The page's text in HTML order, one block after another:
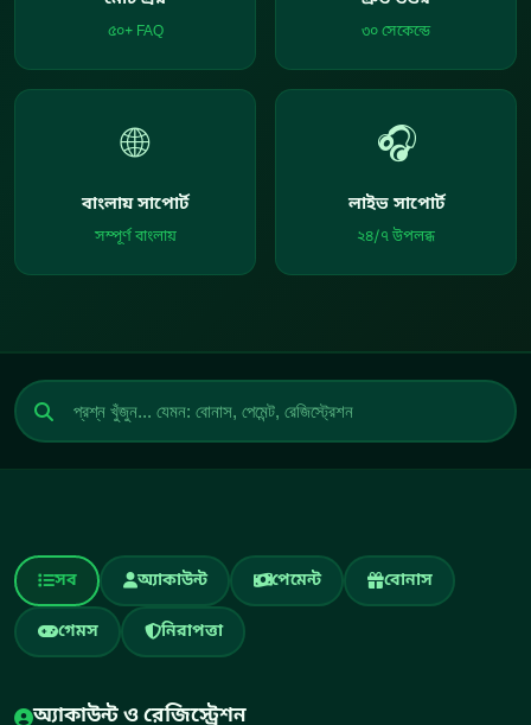
৫০+ FAQ ৩০ সেকেন্ডে
🌐
বাংলায় সাপোর্ট
সম্পূর্ণ বাংলায়
🎧
লাইভ সাপোর্ট
২৪/৭ উপলব্ধ
সব অ্যাকাউন্ট পেমেন্ট বোনাস
গেমস নিরাপত্তা
অ্যাকাউন্ট ও রেজিস্ট্রেশন